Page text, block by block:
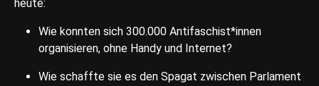
heute:
Wie konnten sich 300.000 Antifaschist*innen
organisieren, ohne Handy und Internet?
Wie schaffte sie es den Spagat zwischen Parlament